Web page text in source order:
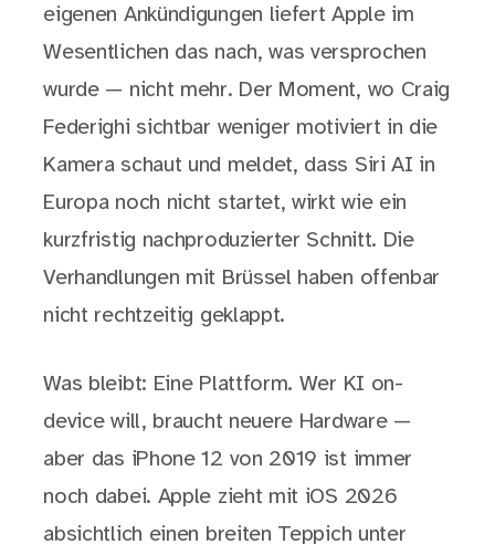
eigenen Ankündigungen liefert Apple im
Wesentlichen das nach, was versprochen
wurde — nicht mehr. Der Moment, wo Craig
Federighi sichtbar weniger motiviert in die
Kamera schaut und meldet, dass Siri AI in
Europa noch nicht startet, wirkt wie ein
kurzfristig nachproduzierter Schnitt. Die
Verhandlungen mit Brüssel haben offenbar
nicht rechtzeitig geklappt.
Was bleibt: Eine Plattform. Wer KI on-
device will, braucht neuere Hardware —
aber das iPhone 12 von 2019 ist immer
noch dabei. Apple zieht mit iOS 2026
absichtlich einen breiten Teppich unter